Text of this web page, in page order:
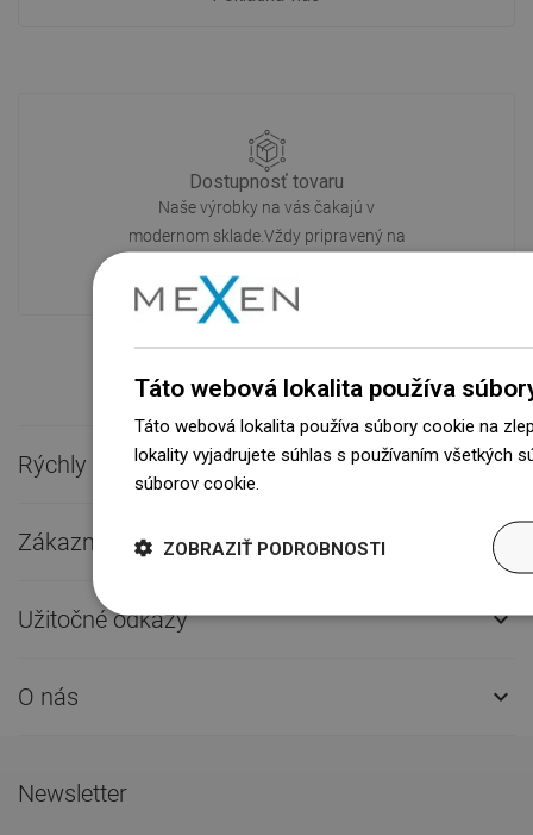
Dostupnosť tovaru
Naše výrobky na vás čakajú v
modernom sklade.Vždy pripravený na
Rýchly kontakt 
Zákaznícky servis 
Užitočné odkazy 
O nás 
Newsletter
Táto webová lokalita používa
Táto webová lokalita používa súbory cookie na
lokality vyjadrujete súhlas s používaním všetkých
súborov cookie.
ZOBRAZIŤ PODROBNOSTI